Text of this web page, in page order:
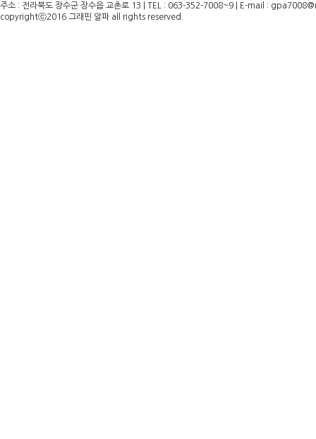
주소 : 전라북도 장수군 장수읍 교촌로 13 | TEL : 063-352-7008~9 | E-mail :
copyrightⓒ2016 그래핀 알파 all rights reserved.